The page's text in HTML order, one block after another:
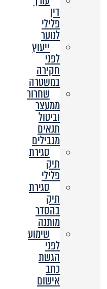
דין
פלילי
לנוער
ייעוץ
לפני
חקירה
במשטרה
שחרור
ממעצר
וביטול
תנאים
מגבילים
סגירת
תיק
פלילי
סגירת
תיק
בהסדר
מותנה
שימוע
לפני
הגשת
כתב
אישום